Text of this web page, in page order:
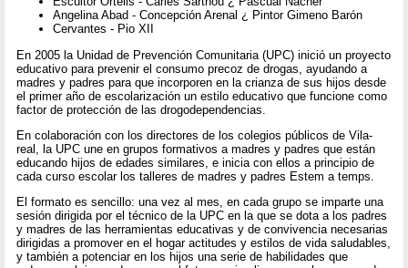
Angelina Abad - Concepción Arenal ¿ Pintor Gimeno Barón
Cervantes - Pio XII
En 2005 la Unidad de Prevención Comunitaria (UPC) inició un proyecto
educativo para prevenir el consumo precoz de drogas, ayudando a
madres y padres para que incorporen en la crianza de sus hijos desde
el primer año de escolarización un estilo educativo que funcione como
factor de protección de las drogodependencias.
En colaboración con los directores de los colegios públicos de Vila-
real, la UPC une en grupos formativos a madres y padres que están
educando hijos de edades similares, e inicia con ellos a principio de
cada curso escolar los talleres de madres y padres Estem a temps.
El formato es sencillo: una vez al mes, en cada grupo se imparte una
sesión dirigida por el técnico de la UPC en la que se dota a los padres
y madres de las herramientas educativas y de convivencia necesarias
dirigidas a promover en el hogar actitudes y estilos de vida saludables,
y también a potenciar en los hijos una serie de habilidades que